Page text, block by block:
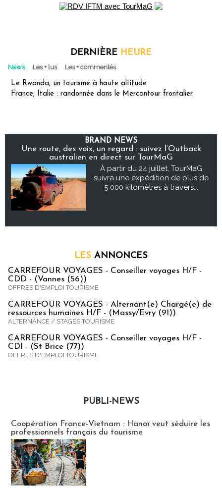
DERNIÈRE HEURE
News Les + lus Les + commentés
Le Rwanda, un tourisme à haute altitude
France, Italie : randonnée dans le Mercantour frontalier
BRAND NEWS
Une route, des voix, un regard : suivez l’Outback
australien en direct sur TourMaG
À partir du 24 juillet, TourMaG
suivra une expédition de plus de
5 000 kilomètres à travers...
LES ANNONCES
CARREFOUR VOYAGES - Conseiller voyages H/F -
CDD - (Vannes (56))
OFFRES D'EMPLOI TOURISME
CARREFOUR VOYAGES - Alternant(e) Chargé(e) de
ressources humaines H/F - (Massy/Evry (91))
ALTERNANCE / STAGES TOURISME
CARREFOUR VOYAGES - Conseiller voyages H/F -
CDI - (St Brice (77))
OFFRES D'EMPLOI TOURISME
PUBLI-NEWS
Coopération France-Vietnam : Hanoï veut séduire les
professionnels français du tourisme